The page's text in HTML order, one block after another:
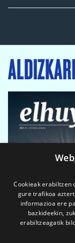
Cookieak erabiltzen
gure trafikoa
informazioa ere
bazkideekin,
erabiltzeagatik